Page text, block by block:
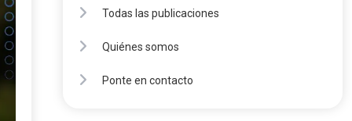
Todas las publicaciones
Quiénes somos
Ponte en contacto